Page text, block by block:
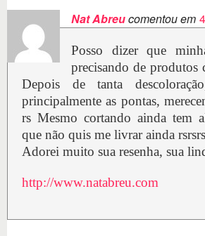
Nat Abreucomentou em
Posso dizer que
precisando de produtos
Depois de tanta
principalmente as pontas,
rs Mesmo cortando ainda tem
que não quis me livrar ainda rsrsrs
Adorei muito sua resenha, sua
http://www.natabreu.com